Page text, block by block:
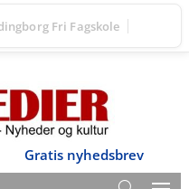
Fanefjord Torv
Gratis nyhedsbrev